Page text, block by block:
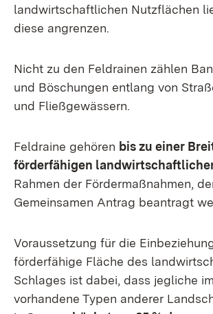
landwirtschaftlichen Nutzflächen
diese angrenzen.
Nicht zu den Feldrainen zählen
und Böschungen entlang von
und Fließgewässern.
Feldraine gehören bis zu einer
förderfähigen
Rahmen der Fördermaßnahmen,
Gemeinsamen Antrag beantragt
Voraussetzung für die
förderfähige Fläche des
Schlages ist dabei, dass jegliche
vorhandene Typen anderer